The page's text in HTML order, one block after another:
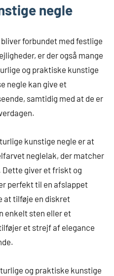
negle
forbundet med festlige
er der også mange
og praktiske kunstige
negle kan give et
samtidig med at de er
kunstige negle er at
neglelak, der matcher
giver et friskt og
perfekt til en afslappet
at tilføje en diskret
enkelt sten eller et
et strejf af elegance
og praktiske kunstige